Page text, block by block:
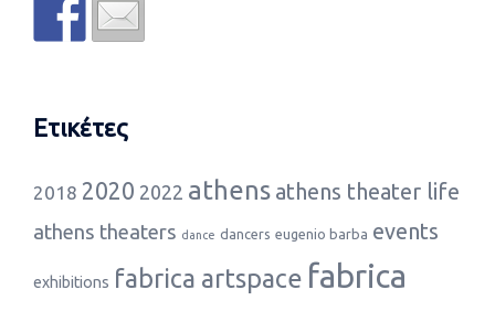
Ετικέτες
2018 2020 2022 athens athens theater life
athens theaters dance dancers eugenio barba events
exhibitions fabrica artspace fabrica